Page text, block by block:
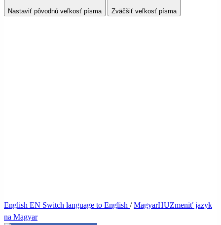
Nastaviť pôvodnú veľkosť písma Zväčšiť veľkosť písma
English EN Switch language to English /MagyarHUZmeniť jazyk
na Magyar